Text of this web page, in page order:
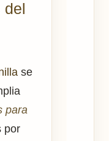
se
para
por